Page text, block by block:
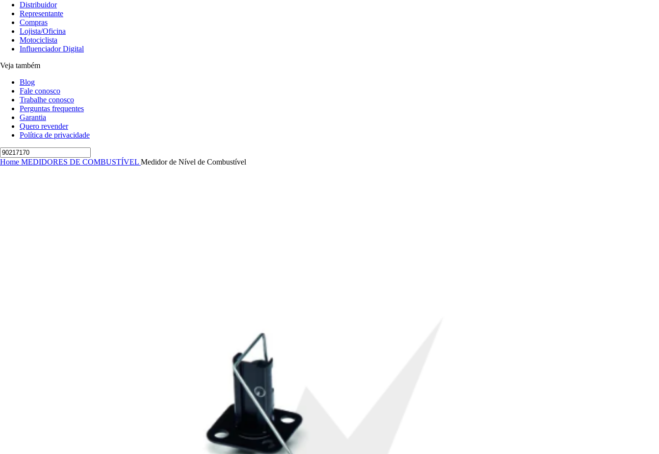
Distribuidor
Representante
Compras
Lojista/Oficina
Motociclista
Influenciador Digital
Veja também
Blog
Fale conosco
Trabalhe conosco
Perguntas frequentes
Garantia
Quero revender
Política de privacidade
Home MEDIDORES DE COMBUSTÍVEL Medidor de Nível de Combustível